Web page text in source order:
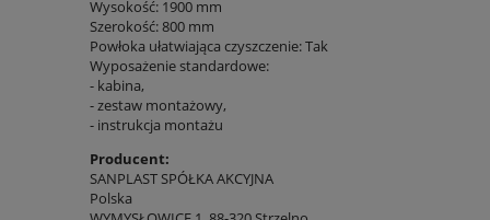
Wysokość: 1900 mm
Szerokość: 800 mm
Powłoka ułatwiająca czyszczenie: Tak
Wyposażenie standardowe:
- kabina,
- zestaw montażowy,
- instrukcja montażu
Producent:
SANPLAST SPÓŁKA AKCYJNA
Polska